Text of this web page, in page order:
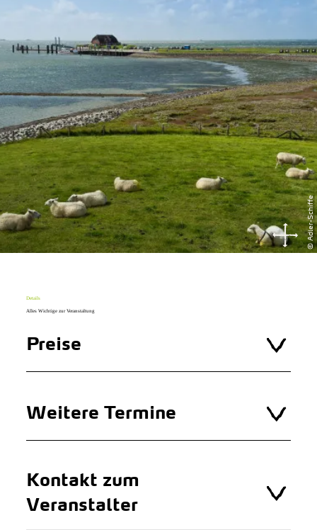
© Adler-Schiffe
Details
Alles Wichtige zur Veranstaltung
Preise
Weitere Termine
Kontakt zum
Veranstalter